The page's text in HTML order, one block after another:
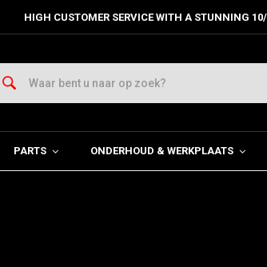
HIGH CUSTOMER SERVICE WITH A STUNNING
PARTS ONDERHOUD & WERKPLAATS